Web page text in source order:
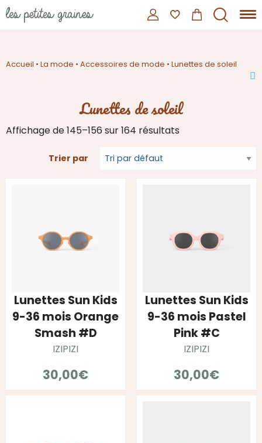
Accueil • La mode • Accessoires de mode • Lunettes de soleil
Lunettes de soleil
Affichage de 145–156 sur 164 résultats
Trier par
Lunettes Sun Kids
9-36 mois Orange
Smash #D
IZIPIZI
30,00€
Lunettes Sun Kids
9-36 mois Pastel
Pink #C
IZIPIZI
30,00€